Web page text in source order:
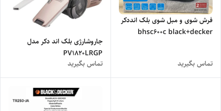
فرش شوی و مبل شوی بلک انددکر
bhsc600c black+decker
تماس بگیرید
جاروشارژی بلک‌ اند‌ دکر مدل
PV1820LRGP
تماس بگیرید